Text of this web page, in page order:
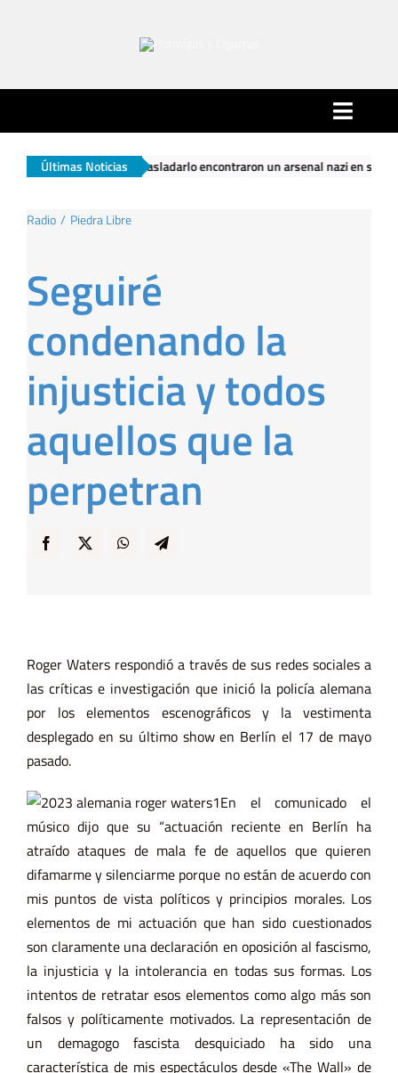
Toggle
Inicio
Ciudad
Actualidad
… y Cigarras
Últimas Noticias
fueron a trasladarlo encontraron un arsenal nazi en su casa |
Radio Piedra Libre
Seguiré
condenando la
injusticia y todos
aquellos que la
perpetran
Roger Waters respondió a través de sus redes sociales a
las críticas e investigación que inició la policía alemana
por los elementos escenográficos y la vestimenta
desplegado en su último show en Berlín el 17 de mayo
pasado.
En el comunicado el
músico dijo que su “actuación reciente en Berlín ha
atraído ataques de mala fe de aquellos que quieren
difamarme y silenciarme porque no están de acuerdo con
mis puntos de vista políticos y principios morales. Los
elementos de mi actuación que han sido cuestionados
son claramente una declaración en oposición al fascismo,
la injusticia y la intolerancia en todas sus formas. Los
intentos de retratar esos elementos como algo más son
falsos y políticamente motivados. La representación de
un demagogo fascista desquiciado ha sido una
característica de mis espectáculos desde «The Wall» de